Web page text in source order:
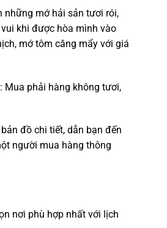
những mớ hải sản tươi rói,
khi được hòa mình vào
mớ tôm căng mẩy với giá
Mua phải hàng không tươi,
đồ chi tiết, dẫn bạn đến
người mua hàng thông
nơi phù hợp nhất với lịch